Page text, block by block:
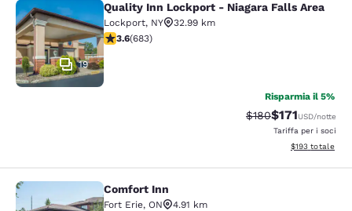
Quality Inn Lockport - Niagara Falls
19
Quality Inn Lockport - Niagara Falls Area
Lockport, NY
32.99 km
Valutazione di 3.59 stelle. Buono. 683 recensioni
3.6(683)
Risparmia il 5%
Tariffa di barratura:
$180Tariffa
$171USD/notte
Tariffa per i soci
Visualizza i
$193 totale
Comfort InnComfort Inn
Fort Erie, ON
4.91 km